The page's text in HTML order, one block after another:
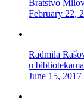
Bratstvo
February 22,
Radmila
u
June 15, 2017